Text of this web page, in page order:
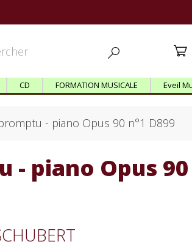
 
CD FORMATION MUSICALE Eveil
- piano Opus 90 n°1 D899
- piano Opus 90